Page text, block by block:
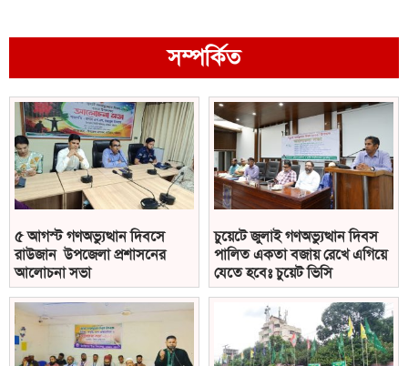
সম্পর্কিত
৫ আগস্ট গণঅভ্যুত্থান দিবসে
রাউজান উপজেলা প্রশাসনের
আলোচনা সভা
চুয়েটে জুলাই গণঅভ্যুত্থান দিবস
পালিত একতা বজায় রেখে এগিয়ে
যেতে হবেঃ চুয়েট ভিসি